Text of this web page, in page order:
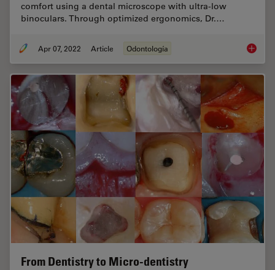
comfort using a dental microscope with ultra-low
binoculars. Through optimized ergonomics, Dr.…
Apr 07, 2022 Article Odontología
From Dentistry to Micro-dentistry